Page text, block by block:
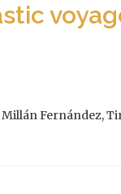
Fernández,